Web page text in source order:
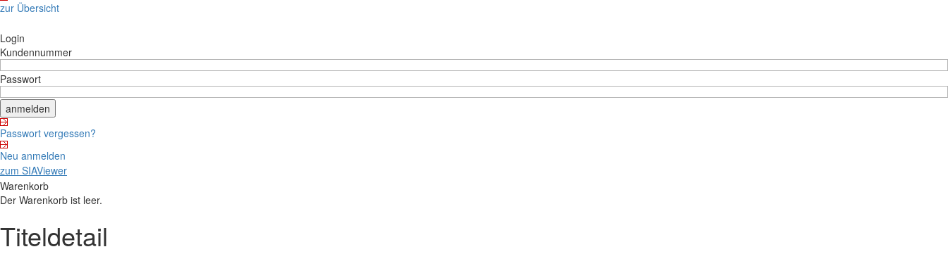
zur Übersicht
Login
Kundennummer
Passwort
Passwort vergessen?
Neu anmelden
zum SIAViewer
Warenkorb
Der Warenkorb ist leer.
Titeldetail